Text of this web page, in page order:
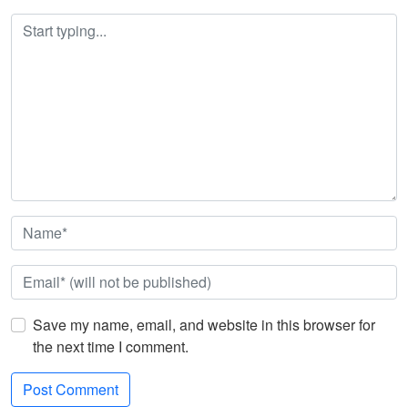
Save my name, email, and website in this browser for
the next time I comment.